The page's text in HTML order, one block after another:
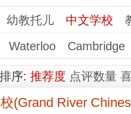
幼教托儿 中文学校
Waterloo Cambridge
排序: 推荐度 点评数量
(Grand River